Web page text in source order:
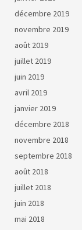
décembre 2019
novembre 2019
août 2019
juillet 2019
juin 2019
avril 2019
janvier 2019
décembre 2018
novembre 2018
septembre 2018
août 2018
juillet 2018
juin 2018
mai 2018